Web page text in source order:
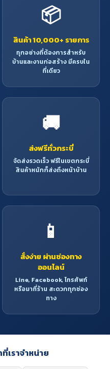
📦
สินค้า 10,000+ รายการ
ทุกอย่างที่ต้องการสำหรับ
บ้านและงานก่อสร้าง มีครบใน
ที่เดียว
🚚
ส่งฟรีทั่วกระบี่
จัดส่งรวดเร็ว ฟรีในเขตกระบี่
สินค้าหนักก็ส่งถึงหน้าบ้าน
📱
สั่งง่าย ผ่านช่องทาง
ออนไลน์
Line, Facebook, โทรศัพท์
หรือมาที่ร้าน สะดวกทุกช่อง
ทาง
เราจำหน่าย